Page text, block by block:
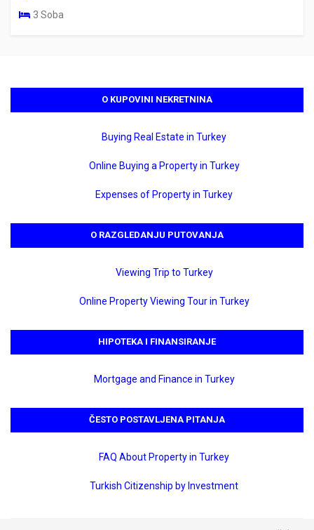
3 Soba
O KUPOVINI NEKRETNINA
Buying Real Estate in Turkey
Online Buying a Property in Turkey
Expenses of Property in Turkey
O RAZGLEDANJU PUTOVANJA
Viewing Trip to Turkey
Online Property Viewing Tour in Turkey
HIPOTEKA I FINANSIRANJE
Mortgage and Finance in Turkey
ČESTO POSTAVLJENA PITANJA
FAQ About Property in Turkey
Turkish Citizenship by Investment